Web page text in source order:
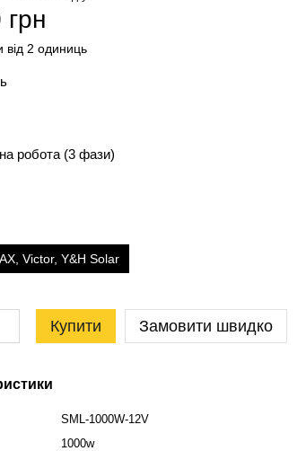
від 2 одиниць
робота (3 фази)
Victor, Y&H Solar
Купити Замовити швидко
SML-1000W-12V
1000w